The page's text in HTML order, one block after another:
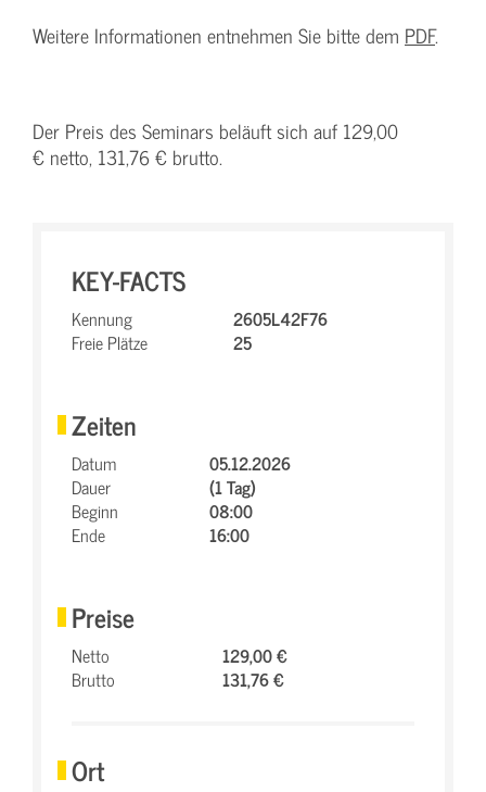
Weitere Informationen entnehmen Sie bitte dem PDF.
Der Preis des Seminars beläuft sich auf 129,00
€ netto, 131,76 € brutto.
KEY-FACTS
Kennung
2605L42F76
Freie Plätze
25
Zeiten
Datum
05.12.2026
Dauer
(1 Tag)
Beginn
08:00
Ende
16:00
Preise
Netto
129,00 €
Brutto
131,76 €
Ort